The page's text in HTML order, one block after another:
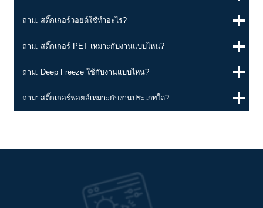
ถาม: สติ๊กเกอร์วอยด์ใช้ทำอะไร?
ถาม: สติ๊กเกอร์ PET เหมาะกับงานแบบไหน?
ถาม: Deep Freeze ใช้กับงานแบบไหน?
ถาม: สติ๊กเกอร์ฟอยล์เหมาะกับงานประเภทใด?